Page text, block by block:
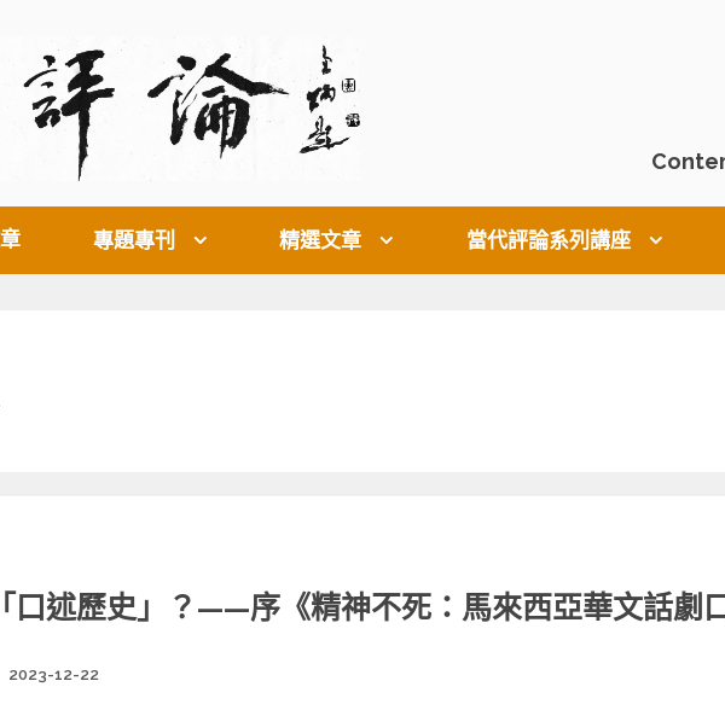
專題專刊 精選文章 當代評論系列講座
口述歷史」？——序《精神不死：馬來西亞華文話劇
2023-12-22